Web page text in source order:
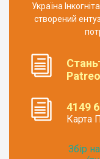
Україна
створений
4149
Карта
Збір